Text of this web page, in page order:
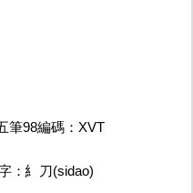
筆98編碼：XVT
：糹刀(sidao)